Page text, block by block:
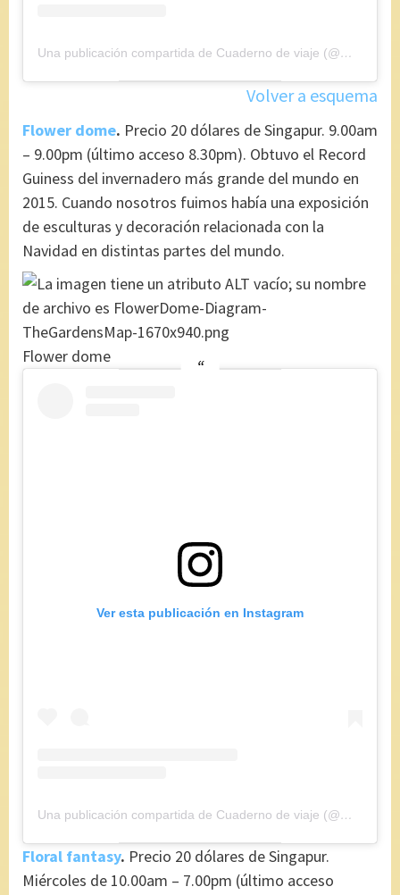
Una publicación compartida de Cuaderno de viaje (@maryajosess)
Volver a esquema
Flower dome. Precio 20 dólares de Singapur. 9.00am
– 9.00pm (último acceso 8.30pm). Obtuvo el Record
Guiness del invernadero más grande del mundo en
2015. Cuando nosotros fuimos había una exposición
de esculturas y decoración relacionada con la
Navidad en distintas partes del mundo.
Flower dome
Ver esta publicación en Instagram
Una publicación compartida de Cuaderno de viaje (@maryajosess)
Floral fantasy. Precio 20 dólares de Singapur.
Miércoles de 10.00am – 7.00pm (último acceso